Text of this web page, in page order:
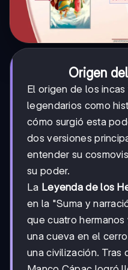
Origen
El origen de los
legendarios como
cómo surgió esta
dos versiones
entender su
su poder.
La Leyenda de los
en la "Suma y
que cuatro
una cueva en el
una civilización. Tras